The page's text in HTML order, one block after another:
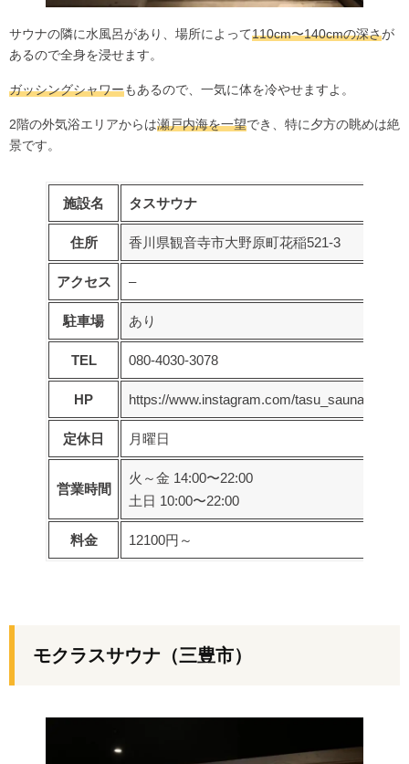
サウナの隣に水風呂があり、場所によって110cm〜140cmの深さが
あるので全身を浸せます。
ガッシングシャワーもあるので、一気に体を冷やせますよ。
2階の外気浴エリアからは瀬戸内海を一望でき、特に夕方の眺めは絶
景です。
施設名 タスサウナ
住所 香川県観音寺市大野原町花稲521-3
アクセス –
駐車場 あり
TEL 080-4030-3078
HP https://www.instagram.com/tasu_sauna/
定休日 月曜日
営業時間
火～金 14:00〜22:00
土日 10:00〜22:00
料金 12100円～
モクラスサウナ（三豊市）